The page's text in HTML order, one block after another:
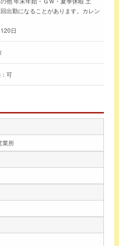
出勤になることがあります。カレン
日
可
業所